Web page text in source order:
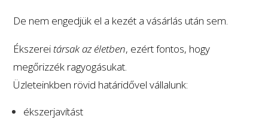
De nem engedjük el a kezét a vásárlás után sem.
Ékszerei társak az életben, ezért fontos, hogy
megőrizzék ragyogásukat.
Üzleteinkben rövid határidővel vállalunk:
ékszerjavítást